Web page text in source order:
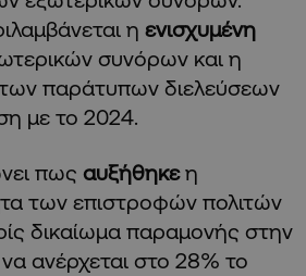
η ενισχυμένη
συνόρων και η
παράτυπων διελεύσεων
με το 2024.
πως αυξήθηκεη
των επιστροφών πολιτών
δικαίωμα παραμονής στην
ανέρχεται στο 28% το